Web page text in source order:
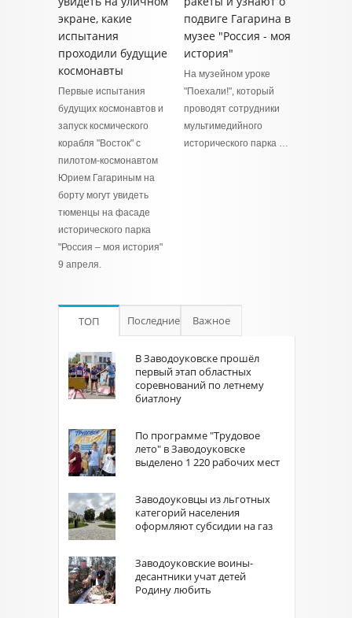
экране, какие
испытания
проходили будущие
космонавты
Первые испытания
будущих космонавтов и
запуск космического
корабля "Восток" с
пилотом-космонавтом
Юрием Гагариным на
борту могут увидеть
тюменцы на фасаде
исторического парка
"Россия – моя история"
9 апреля.
подвиге Гагарина в
музее "Россия - моя
история"
На музейном уроке
"Поехали!", который
проводят сотрудники
мультимедийного
исторического парка …
ТОП Последние Важное
В Заводоуковске прошёл
первый этап областных
соревнований по летнему
биатлону
По программе "Трудовое
лето" в Заводоуковске
выделено 1 220 рабочих мест
Заводоуковцы из льготных
категорий населения
оформляют субсидии на газ
Заводоуковские воины-
десантники учат детей
Родину любить